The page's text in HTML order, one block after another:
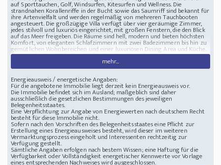
auf Sporttauchen, Golf, Windsurfen, Kitesurfen und Wellness. Die
strandnahen Korallenriffe in der Bucht sowie das Saumriff sind bekannt für
ihre Artenvielfalt und werden regelmäßig von mehreren Tauchbooten
angesteuert. Die großzügige Villa verfügt über vier geräumige Zimmer,
jedes stilvoll und luxuriös eingerichtet, mit großen Fenstern, die den Blick
auf das Meer freigeben. Die Räume sind hell, modern und bieten höchsten
Komfort, von eleganten Schlafzimmern mit zwei Badezimmern bis hin zu
gemütlichen Wohnbereichen und einer luxuriösen Dining Area und Küche.
Zusätzlich einen Wohnbereich für eine Hausdame/Au Pair. Im
Außenbereich erwartet Sie ein großzügiger Infinity-Pool, der scheinbar
mit dem Meer verschmilzt, umgeben von einer großzügigen
Sonnenterrasse. Hier können Sie in völliger Privatsphäre entspannen und
den Blick auf das weite Meer und den glitzernden Horizont genießen. Die
Villa ist mit einem Pool und Erholungsbereichen, das höchsten Ansprüchen
gerecht wird, ausgestattet. Der nahe Zugang zum Strand und die
unberührte Natur rund um die Villa machen sie zu einem perfekten
Rückzugsort für alle, die Exklusivität, Ruhe und luxuriöses Wohnen am
Meer suchen. Anzahl der Zimmer : 3 + Dienstmädchenzimmer Grundstück
: 524 m2 BUA: 182 m2 - Gesamtpreis : USD 1,521,000 - Anzahlung : USD
332,100 - nach 1 Jahr : USD 132,100 - 27 gleiche vierteljährliche Raten USD
39,141 - Bar-Preis: USD 1.323.000 Die erste Rate wird nach 3 Monaten ab der
Anzahlung fällig. Zusätzliche Kosten: - USD 6.200 für die Mitgliedschaft im
Clubhouse, zu zahlen in den ersten 4 Raten jede Rate EGP 75k (Preis für
diesen Tag 6/9/2024) - Nebenkosten: 700 USD für Strom, 700 USD für
Wasserzähler mit extra 700 USD für Wasserzähler für den Garten (Preis
mehr...
Energieausweis / energetische Angaben:
Für die angebotene Immobilie liegt derzeit kein Energieausweis vor.
Die Immobilie befindet sich im Ausland; maßgeblich sind daher
ausschließlich die gesetzlichen Bestimmungen des jeweiligen
Belegenheitsstaates.
Eine Verpflichtung zur Angabe von Energiewerten nach deutschem Recht
besteht für diese Immobilie nicht.
Sofern nach den Vorschriften des Belegenheitsstaates eine Pflicht zur
Erstellung eines Energieausweises besteht, wird dieser im weiteren
Vermarktungsprozess eingeholt und Interessenten rechtzeitig zur
Verfügung gestellt.
Sämtliche Angaben erfolgen nach bestem Wissen; eine Haftung für die
Verfügbarkeit oder Vollständigkeit energetischer Kennwerte vor Vorlage
eines entsprechenden Nachweises wird ausgeschlossen.